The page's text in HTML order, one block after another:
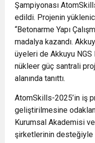
Şampiyonası
edildi. Projenin
“Betonarme Yapı
madalya kazandı.
üyeleri de Akkuyu NGS
nükleer güç santrali
alanında tanıttı.
AtomSkills-2025’in iş
geliştirilmesine
Kurumsal Akademisi
şirketlerinin desteğiyle